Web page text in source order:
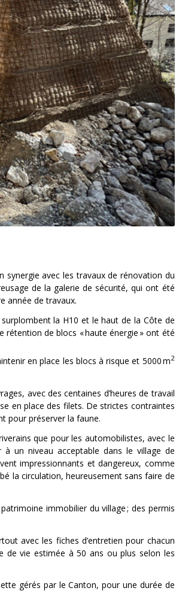
avec les travaux de rénovation du
de la galerie de sécurité, qui ont été
année de travaux.
la H10 et le haut de la Côte de
rétention de blocs « haute énergie » ont été
en place les blocs à risque et 5000 m2
avec des centaines d’heures de travail
en place des filets. De strictes contraintes
pour préserver la faune.
que pour les automobilistes, avec le
un niveau acceptable dans le village de
impressionnants et dangereux, comme
la circulation, heureusement sans faire de
immobilier du village ; des permis
avec les fiches d’entretien pour chacun
de vie estimée à 50 ans ou plus selon les
gérés par le Canton, pour une durée de